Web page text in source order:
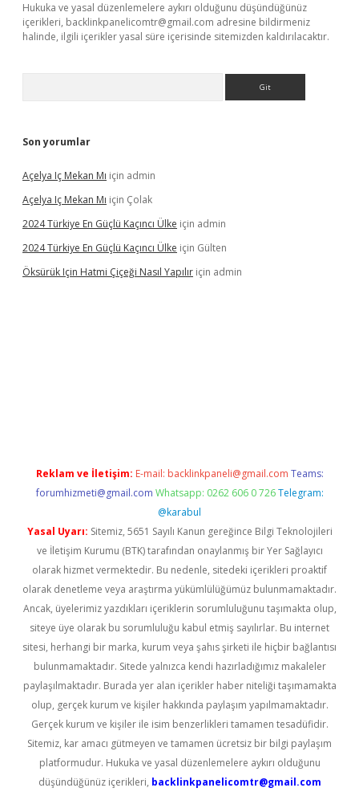
Hukuka ve yasal düzenlemelere aykırı olduğunu düşündüğünüz
içerikleri, backlinkpanelicomtr@gmail.com adresine bildirmeniz
halinde, ilgili içerikler yasal süre içerisinde sitemizden kaldırılacaktır.
Son yorumlar
Açelya Iç Mekan Mı için admin
Açelya Iç Mekan Mı için Çolak
2024 Türkiye En Güçlü Kaçıncı Ülke için admin
2024 Türkiye En Güçlü Kaçıncı Ülke için Gülten
Öksürük Için Hatmi Çiçeği Nasıl Yapılır için admin
Reklam ve İletişim: E-mail: backlinkpaneli@gmail.com Teams:
forumhizmeti@gmail.com Whatsapp: 0262 606 0 726 Telegram:
@karabul
Yasal Uyarı: Sitemiz, 5651 Sayılı Kanun gereğince Bilgi Teknolojileri
ve İletişim Kurumu (BTK) tarafından onaylanmış bir Yer Sağlayıcı
olarak hizmet vermektedir. Bu nedenle, sitedeki içerikleri proaktif
olarak denetleme veya araştırma yükümlülüğümüz bulunmamaktadır.
Ancak, üyelerimiz yazdıkları içeriklerin sorumluluğunu taşımakta olup,
siteye üye olarak bu sorumluluğu kabul etmiş sayılırlar. Bu internet
sitesi, herhangi bir marka, kurum veya şahıs şirketi ile hiçbir bağlantısı
bulunmamaktadır. Sitede yalnızca kendi hazırladığımız makaleler
paylaşılmaktadır. Burada yer alan içerikler haber niteliği taşımamakta
olup, gerçek kurum ve kişiler hakkında paylaşım yapılmamaktadır.
Gerçek kurum ve kişiler ile isim benzerlikleri tamamen tesadüfidir.
Sitemiz, kar amacı gütmeyen ve tamamen ücretsiz bir bilgi paylaşım
platformudur. Hukuka ve yasal düzenlemelere aykırı olduğunu
düşündüğünüz içerikleri, backlinkpanelicomtr@gmail.com